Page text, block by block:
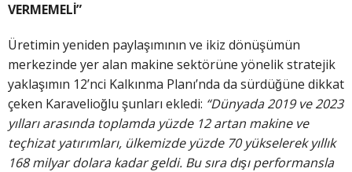
VERMEMELİ”
Üretimin yeniden paylaşımının ve ikiz dönüşümün
merkezinde yer alan makine sektörüne yönelik stratejik
yaklaşımın 12’nci Kalkınma Planı’nda da sürdüğüne dikkat
çeken Karavelioğlu şunları ekledi: “Dünyada 2019 ve 2023
yılları arasında toplamda yüzde 12 artan makine ve
teçhizat yatırımları, ülkemizde yüzde 70 yükselerek yıllık
168 milyar dolara kadar geldi. Bu sıra dışı performansla